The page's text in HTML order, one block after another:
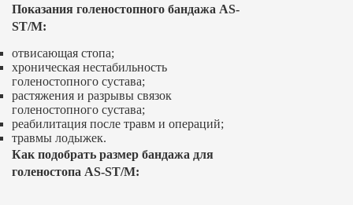
Показания голеностопного бандажа AS-
ST/M:
отвисающая стопа;
хроническая нестабильность
голеностопного сустава;
растяжения и разрывы связок
голеностопного сустава;
реабилитация после травм и операций;
травмы лодыжек.
Как подобрать размер бандажа для
голеностопа AS-ST/M: